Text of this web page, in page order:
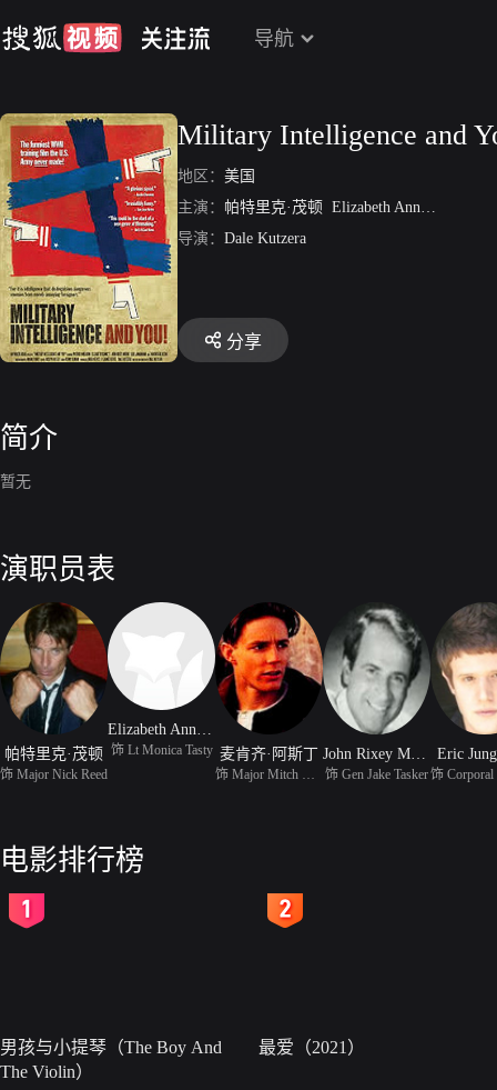
导航
Military Intelligence and
地区： 美国
主演： 帕特里克·茂顿 Elizabeth Ann Bennett
导演： Dale Kutzera
分享
简介
暂无
演职员表
帕特里克·茂顿
饰 Major Nick Reed
Elizabeth Ann Bennett
饰 Lt Monica Tasty 麦肯齐·阿斯丁
饰 Gen Jake Tasker
Eric
电影排行榜
男孩与小提琴（The Boy And
The Violin）
最爱（2021）